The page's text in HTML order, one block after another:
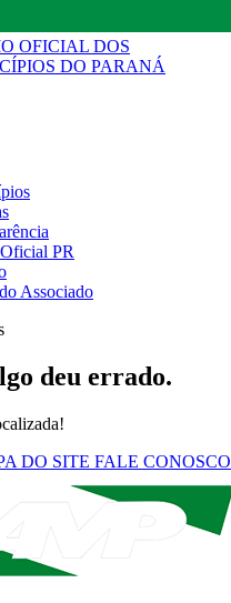
OFICIAL DOS
DO PARANÁ
PR
Associado
deu errado.
DO SITE FALE CONOSCO